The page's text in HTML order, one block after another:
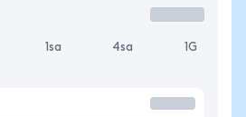
1sa 4sa 1G